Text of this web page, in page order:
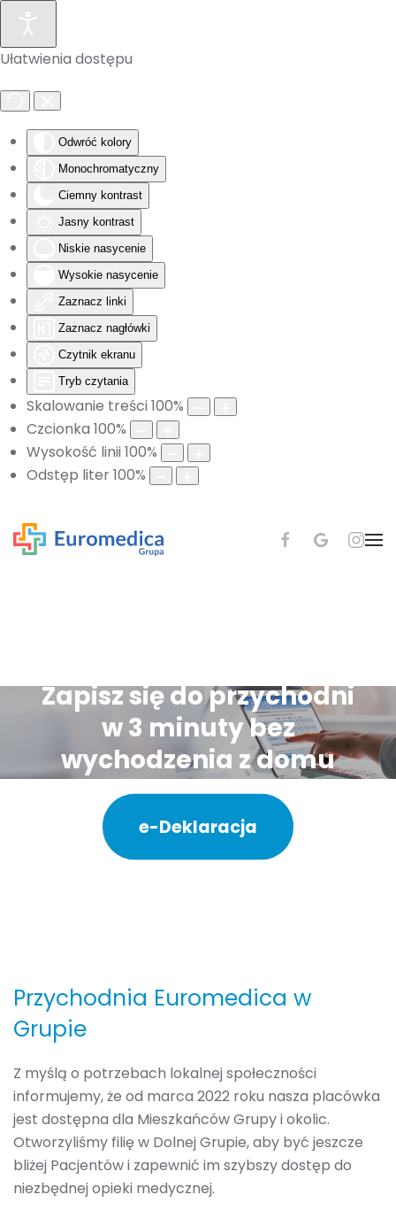
Ułatwienia dostępu
Odwróć kolory
Monochromatyczny
Ciemny kontrast
Jasny kontrast
Niskie nasycenie
Wysokie nasycenie
Zaznacz linki
Zaznacz nagłówki
Czytnik ekranu
Tryb czytania
Skalowanie treści 100%
Czcionka 100%
Wysokość linii 100%
Odstęp liter100%
Skip to main content
Zapisz się do przychodni
w 3 minuty bez
wychodzenia z domu
e-Deklaracja
Przychodnia Euromedica w
Grupie
Z myślą o potrzebach lokalnej społeczności
informujemy, że od marca 2022 roku nasza placówka
jest dostępna dla Mieszkańców Grupy i okolic.
Otworzyliśmy filię w Dolnej Grupie, aby być jeszcze
bliżej Pacjentów i zapewnić im szybszy dostęp do
niezbędnej opieki medycznej.